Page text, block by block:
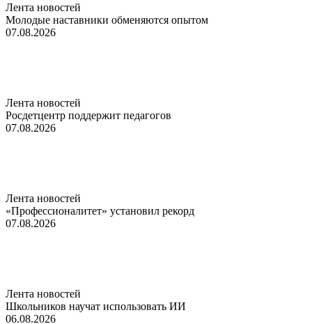
Лента новостей
Молодые наставники обменяются опытом
07.08.2026
Лента новостей
Росдетцентр поддержит педагогов
07.08.2026
Лента новостей
«Профессионалитет» установил рекорд
07.08.2026
Лента новостей
Школьников научат использовать ИИ
06.08.2026